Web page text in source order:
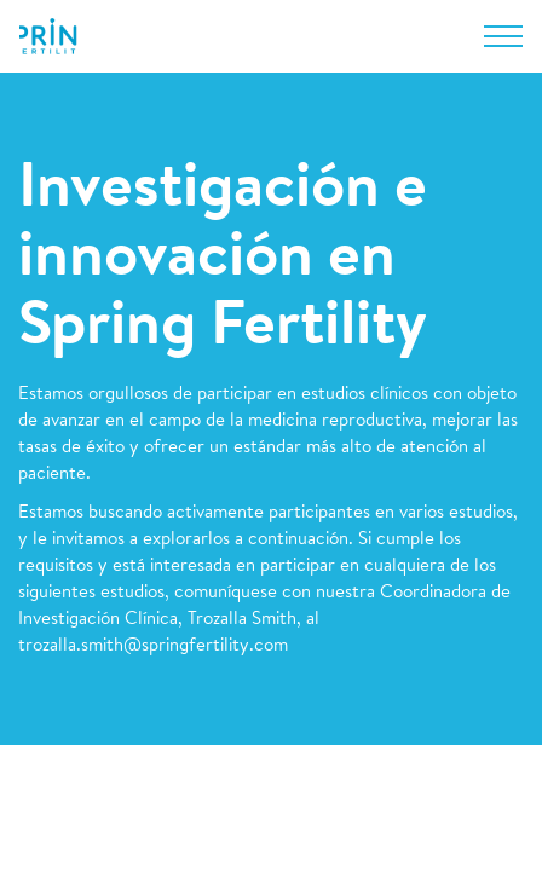
Investigación e
innovación en
Spring Fertility
Estamos orgullosos de participar en estudios clínicos con objeto
de avanzar en el campo de la medicina reproductiva, mejorar las
tasas de éxito y ofrecer un estándar más alto de atención al
paciente.
Estamos buscando activamente participantes en varios estudios,
y le invitamos a explorarlos a continuación. Si cumple los
requisitos y está interesada en participar en cualquiera de los
siguientes estudios, comuníquese con nuestra Coordinadora de
Investigación Clínica, Trozalla Smith, al
trozalla.smith@springfertility.com